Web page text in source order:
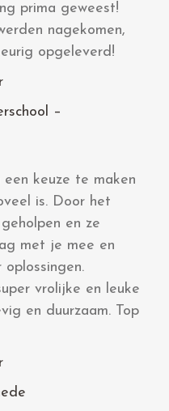
prima geweest!
nagekomen,
opgeleverd!
–
keuze te maken
is. Door het
en ze
met je mee en
oplossingen.
vrolijke en leuke
en duurzaam. Top